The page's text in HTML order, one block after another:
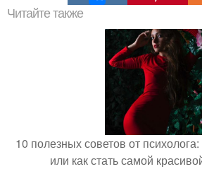
Читайте также
10 полезных советов от психолога:
или как стать самой